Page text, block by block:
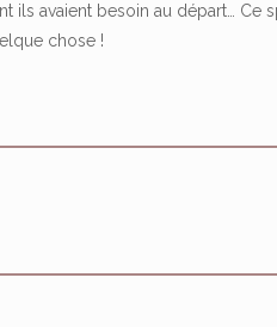
ils avaient besoin au départ… Ce
chose !